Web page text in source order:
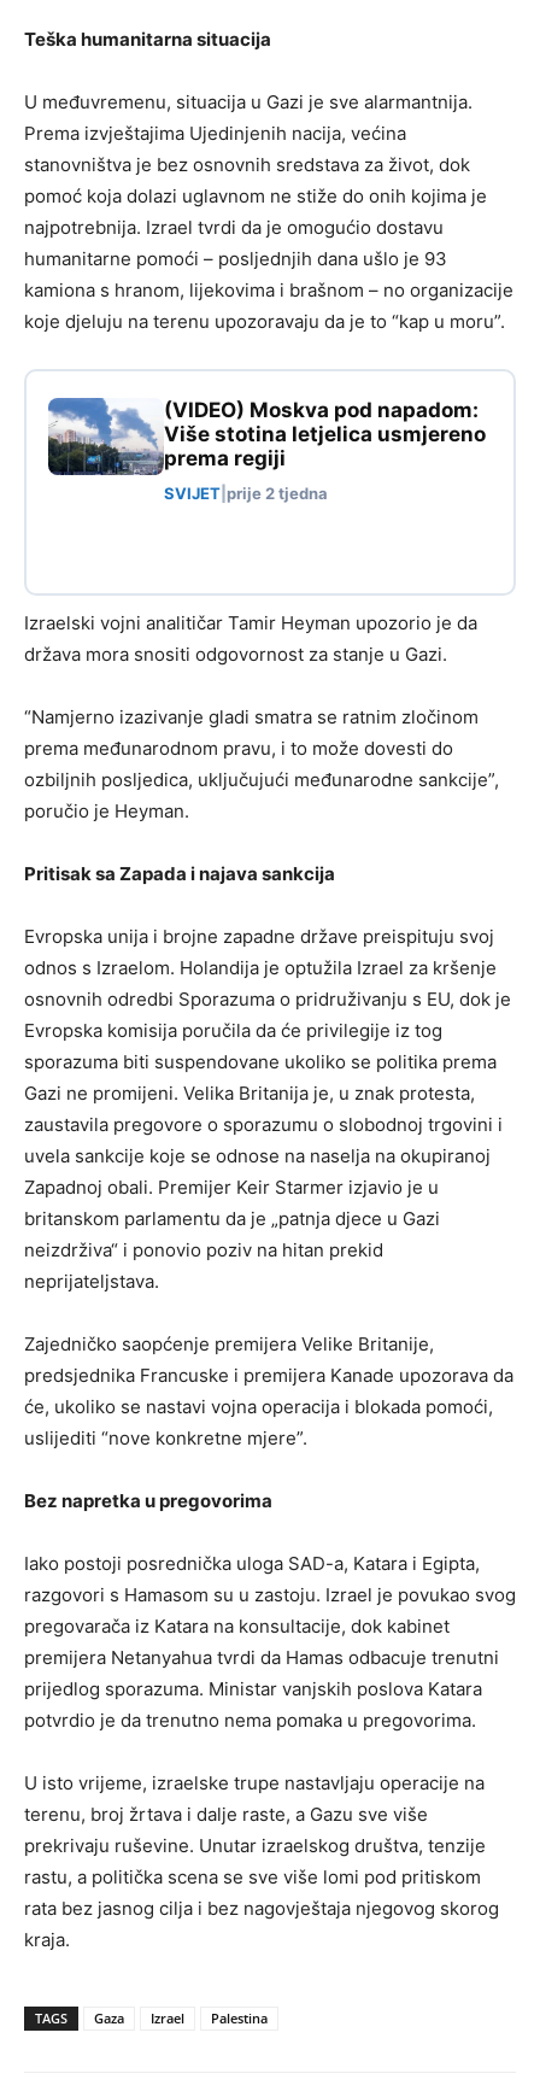
Teška humanitarna situacija
U međuvremenu, situacija u Gazi je sve alarmantnija.
Prema izvještajima Ujedinjenih nacija, većina
stanovništva je bez osnovnih sredstava za život, dok
pomoć koja dolazi uglavnom ne stiže do onih kojima je
najpotrebnija. Izrael tvrdi da je omogućio dostavu
humanitarne pomoći – posljednjih dana ušlo je 93
kamiona s hranom, lijekovima i brašnom – no organizacije
koje djeluju na terenu upozoravaju da je to “kap u moru”.
(VIDEO) Moskva pod napadom:
Više stotina letjelica usmjereno
prema regiji
SVIJET prije 2 tjedna
Izraelski vojni analitičar Tamir Heyman upozorio je da
država mora snositi odgovornost za stanje u Gazi.
“Namjerno izazivanje gladi smatra se ratnim zločinom
prema međunarodnom pravu, i to može dovesti do
ozbiljnih posljedica, uključujući međunarodne sankcije”,
poručio je Heyman.
Pritisak sa Zapada i najava sankcija
Evropska unija i brojne zapadne države preispituju svoj
odnos s Izraelom. Holandija je optužila Izrael za kršenje
osnovnih odredbi Sporazuma o pridruživanju s EU, dok je
Evropska komisija poručila da će privilegije iz tog
sporazuma biti suspendovane ukoliko se politika prema
Gazi ne promijeni. Velika Britanija je, u znak protesta,
zaustavila pregovore o sporazumu o slobodnoj trgovini i
uvela sankcije koje se odnose na naselja na okupiranoj
Zapadnoj obali. Premijer Keir Starmer izjavio je u
britanskom parlamentu da je „patnja djece u Gazi
neizdrživa“ i ponovio poziv na hitan prekid
neprijateljstava.
Zajedničko saopćenje premijera Velike Britanije,
predsjednika Francuske i premijera Kanade upozorava da
će, ukoliko se nastavi vojna operacija i blokada pomoći,
uslijediti “nove konkretne mjere”.
Bez napretka u pregovorima
Iako postoji posrednička uloga SAD-a, Katara i Egipta,
razgovori s Hamasom su u zastoju. Izrael je povukao svog
pregovarača iz Katara na konsultacije, dok kabinet
premijera Netanyahua tvrdi da Hamas odbacuje trenutni
prijedlog sporazuma. Ministar vanjskih poslova Katara
potvrdio je da trenutno nema pomaka u pregovorima.
U isto vrijeme, izraelske trupe nastavljaju operacije na
terenu, broj žrtava i dalje raste, a Gazu sve više
prekrivaju ruševine. Unutar izraelskog društva, tenzije
rastu, a politička scena se sve više lomi pod pritiskom
rata bez jasnog cilja i bez nagovještaja njegovog skorog
kraja.
TAGS Gaza Izrael Palestina